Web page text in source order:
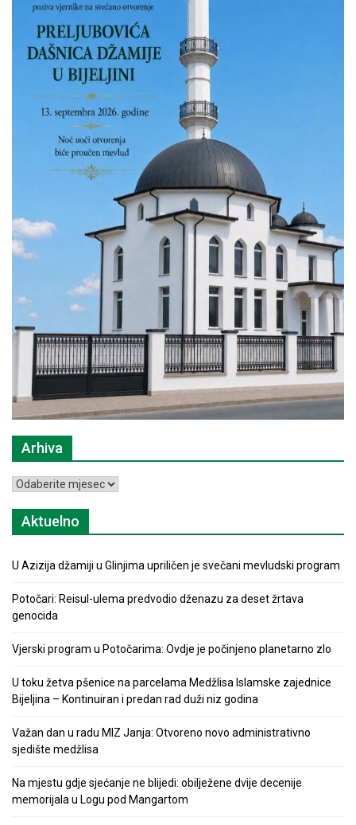
Arhiva
Arhiva
Aktuelno
U Azizija džamiji u Glinjima upriličen je svečani mevludski program
Potočari: Reisul-ulema predvodio dženazu za deset žrtava
genocida
Vjerski program u Potočarima: Ovdje je počinjeno planetarno zlo
U toku žetva pšenice na parcelama Medžlisa Islamske zajednice
Bijeljina – Kontinuiran i predan rad duži niz godina
Važan dan u radu MIZ Janja: Otvoreno novo administrativno
sjedište medžlisa
Na mjestu gdje sjećanje ne blijedi: obilježene dvije decenije
memorijala u Logu pod Mangartom